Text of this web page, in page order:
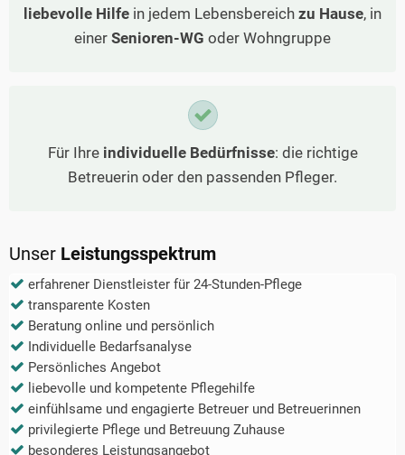
liebevolle Hilfe in jedem Lebensbereich zu Hause, in
einer Senioren-WG oder Wohngruppe
Für Ihre individuelle Bedürfnisse: die richtige
Betreuerin oder den passenden Pfleger.
Unser Leistungsspektrum
erfahrener Dienstleister für 24-Stunden-Pflege
transparente Kosten
Beratung online und persönlich
Individuelle Bedarfsanalyse
Persönliches Angebot
liebevolle und kompetente Pflegehilfe
einfühlsame und engagierte Betreuer und Betreuerinnen
privilegierte Pflege und Betreuung Zuhause
besonderes Leistungsangebot